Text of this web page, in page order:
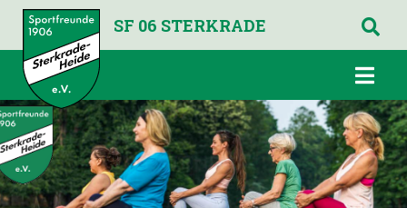
SF 06 STERKRADE